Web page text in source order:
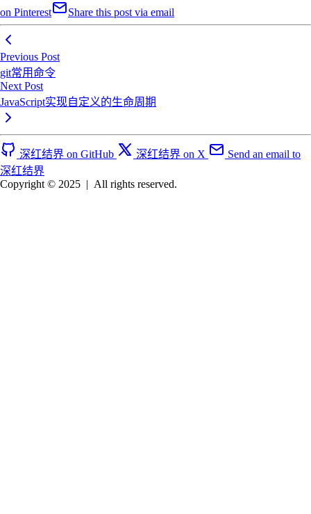
on Pinterest Share this post via email
Previous Post
git常用命令
Next Post
JavaScript实现自定义的生命周期
深红结界 on GitHub 深红结界 on X
Send an email to
深红结界
Copyright © 2025 | All rights reserved.